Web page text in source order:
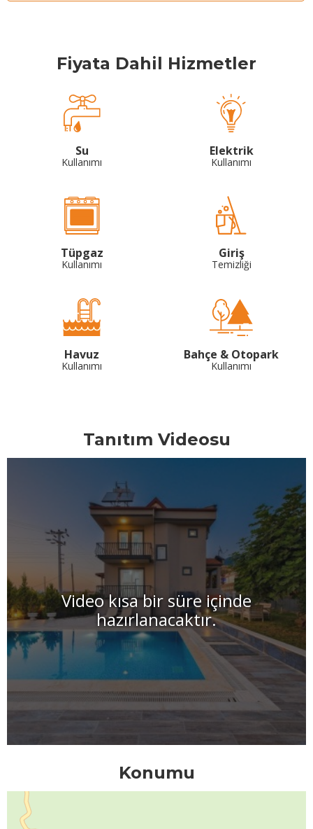
Fiyata Dahil Hizmetler
Su
Kullanımı
Elektrik
Kullanımı
Tüpgaz
Kullanımı
Giriş
Temizliği
Havuz
Kullanımı
Bahçe & Otopark
Kullanımı
Tanıtım Videosu
Video kısa bir süre içinde
hazırlanacaktır.
Konumu